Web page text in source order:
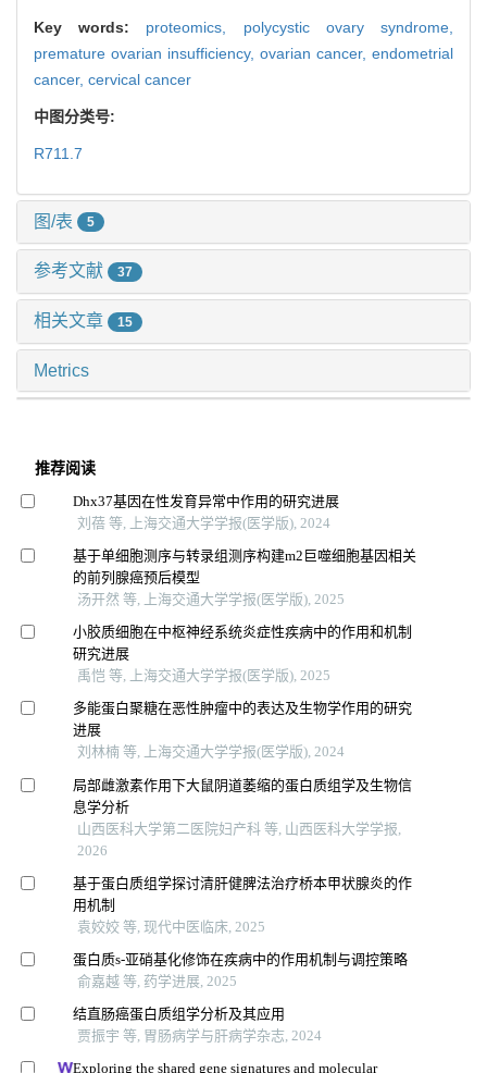
Key words: proteomics, polycystic ovary syndrome,
premature ovarian insufficiency, ovarian cancer, endometrial
cancer, cervical cancer
中图分类号:
R711.7
图/表 5
参考文献 37
相关文章 15
Metrics
推荐阅读
Dhx37基因在性发育异常中作用的研究进展
刘蓓 等, 上海交通大学学报(医学版), 2024
基于单细胞测序与转录组测序构建m2巨噬细胞基因相关
的前列腺癌预后模型
汤开然 等, 上海交通大学学报(医学版), 2025
小胶质细胞在中枢神经系统炎症性疾病中的作用和机制
研究进展
禹恺 等, 上海交通大学学报(医学版), 2025
多能蛋白聚糖在恶性肿瘤中的表达及生物学作用的研究
进展
刘林楠 等, 上海交通大学学报(医学版), 2024
局部雌激素作用下大鼠阴道萎缩的蛋白质组学及生物信
息学分析
山西医科大学第二医院妇产科 等, 山西医科大学学报,
2026
基于蛋白质组学探讨清肝健脾法治疗桥本甲状腺炎的作
用机制
袁姣姣 等, 现代中医临床, 2025
蛋白质s-亚硝基化修饰在疾病中的作用机制与调控策略
俞嘉越 等, 药学进展, 2025
结直肠癌蛋白质组学分析及其应用
贾振宇 等, 胃肠病学与肝病学杂志, 2024
Exploring the shared gene signatures and molecular